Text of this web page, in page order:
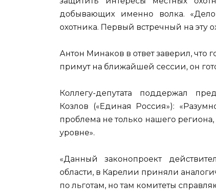
добывающих именно волка.
охотника. Первый встречный на эту
Антон Минаков в ответ заверил, что
примут на ближайшей сессии, он
Коллегу-депутата поддержал
Козлов («Единая Россия»):
проблема не только нашего
уровне».
«Данный законопроект
области, в Карелии приняли
по льготам, но там комитеты